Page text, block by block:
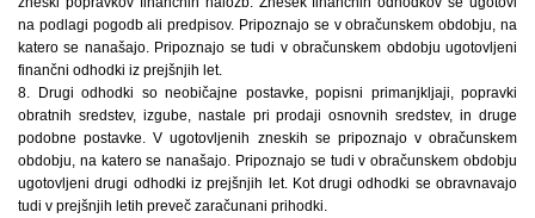
na podlagi pogodb ali predpisov. Pripoznajo se v obračunskem obdobju, na
katero se nanašajo. Pripoznajo se tudi v obračunskem obdobju ugotovljeni
finančni odhodki iz prejšnjih let.
8. Drugi odhodki so neobičajne postavke, popisni primanjkljaji, popravki
obratnih sredstev, izgube, nastale pri prodaji osnovnih sredstev, in druge
podobne postavke. V ugotovljenih zneskih se pripoznajo v obračunskem
obdobju, na katero se nanašajo. Pripoznajo se tudi v obračunskem obdobju
ugotovljeni drugi odhodki iz prejšnjih let. Kot drugi odhodki se obravnavajo
tudi v prejšnjih letih preveč zaračunani prihodki.